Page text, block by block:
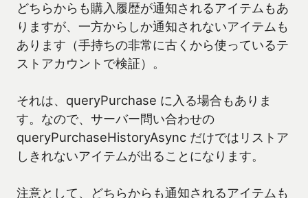
どちらからも購入履歴が通知されるアイテムもあ
りますが、一方からしか通知されないアイテムも
あります（手持ちの非常に古くから使っているテ
ストアカウントで検証）。
それは、queryPurchase に入る場合もありま
す。なので、サーバー問い合わせの
queryPurchaseHistoryAsync だけではリストア
しきれないアイテムが出ることになります。
注意として、どちらからも通知されるアイテムも